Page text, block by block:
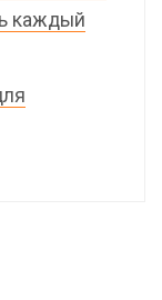
каждый